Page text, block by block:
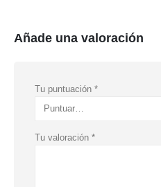
Añade una valoración
Tu puntuación *
Tu valoración *